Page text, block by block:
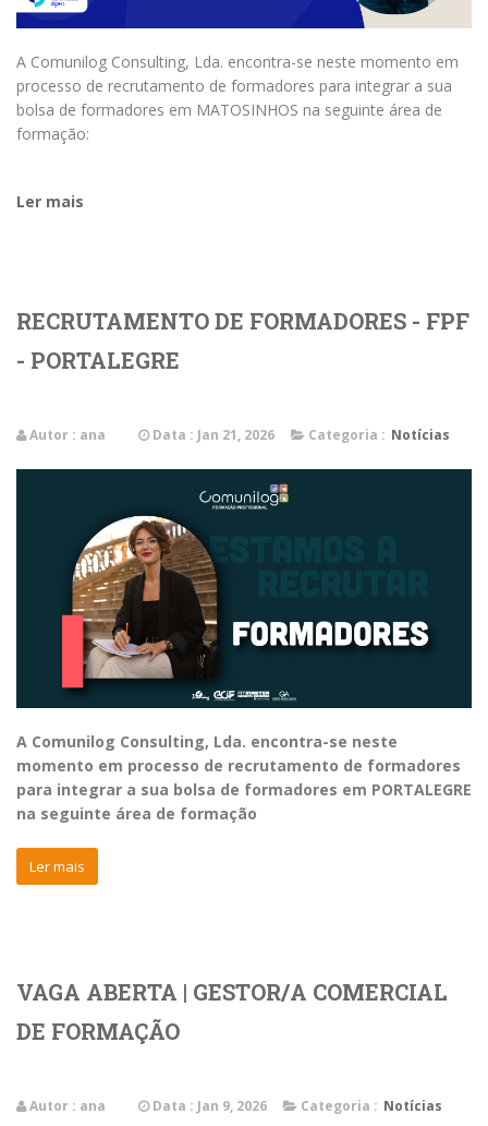
A Comunilog Consulting, Lda. encontra-se neste momento em
processo de recrutamento de formadores para integrar a sua
bolsa de formadores em MATOSINHOS na seguinte área de
formação:
Ler mais
RECRUTAMENTO DE FORMADORES - FPF
- PORTALEGRE
Autor : ana Data : Jan 21, 2026 Categoria : Notícias
A Comunilog Consulting, Lda. encontra-se neste
momento em processo de recrutamento de formadores
para integrar a sua bolsa de formadores em PORTALEGRE
na seguinte área de formação
Ler mais
VAGA ABERTA | GESTOR/A COMERCIAL
DE FORMAÇÃO
Autor : ana Data : Jan 9, 2026 Categoria : Notícias